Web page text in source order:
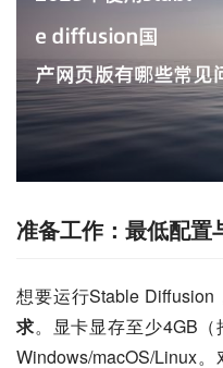
准备工作：最低配置
想要运行Stable Diffusion
求。显卡显存至少4GB
Windows/macOS/Linux